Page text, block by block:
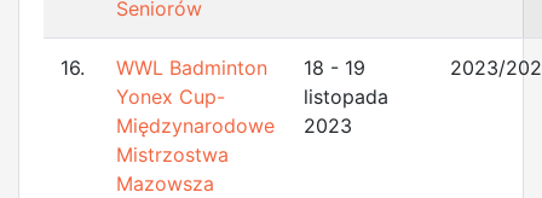
Seniorów
16.
WWL Badminton
Yonex Cup-
Międzynarodowe
Mistrzostwa
Mazowsza
18 - 19
listopada
2023
2023/